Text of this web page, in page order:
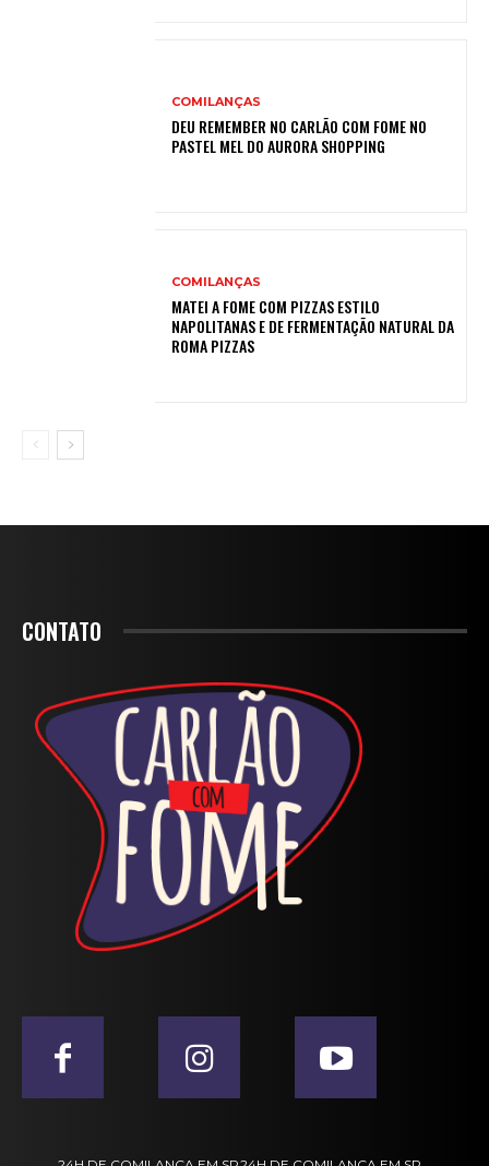
COMILANÇAS
DEU REMEMBER NO CARLÃO COM FOME NO
PASTEL MEL DO AURORA SHOPPING
COMILANÇAS
MATEI A FOME COM PIZZAS ESTILO
NAPOLITANAS E DE FERMENTAÇÃO NATURAL DA
ROMA PIZZAS
CONTATO